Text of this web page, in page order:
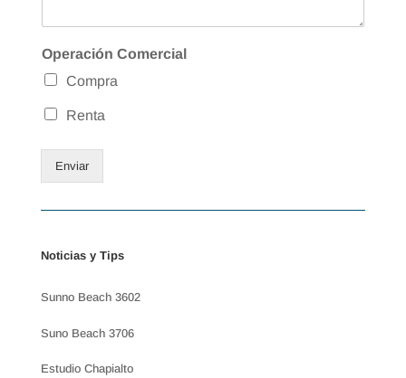
Operación Comercial
Compra
Renta
Enviar
Noticias y Tips
Sunno Beach 3602
Suno Beach 3706
Estudio Chapialto